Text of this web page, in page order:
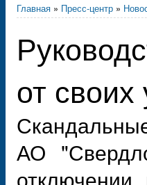
Главная » Пресс-центр »
от
АО